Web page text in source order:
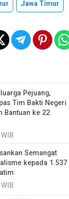
Jawa Timur
Pejuang,
Tim Bakti Negeri
Bantuan ke 22
Semangat
kepada 1.537